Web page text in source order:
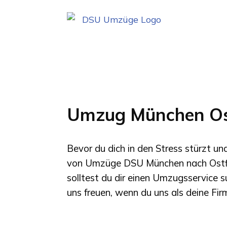
Umzug München
Bevor du dich in den Stress stürzt
von Umzüge DSU München nach
solltest du dir einen Umzugsservice
uns freuen, wenn du uns als deine